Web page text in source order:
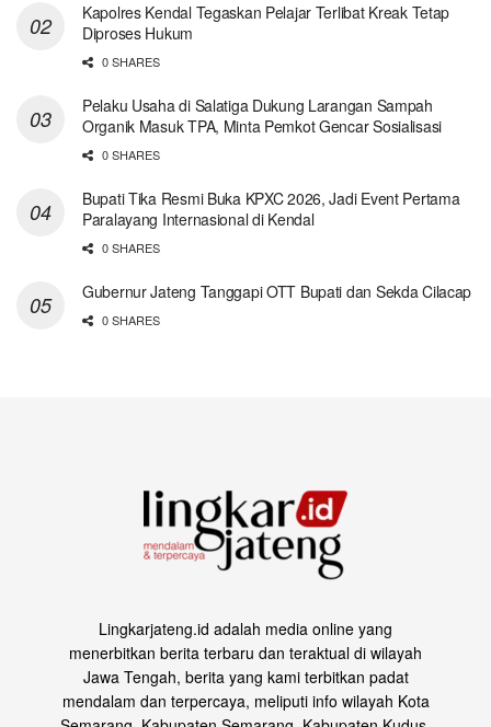
Kapolres Kendal Tegaskan Pelajar Terlibat Kreak Tetap
Diproses Hukum
0 SHARES
Pelaku Usaha di Salatiga Dukung Larangan Sampah
Organik Masuk TPA, Minta Pemkot Gencar Sosialisasi
0 SHARES
Bupati Tika Resmi Buka KPXC 2026, Jadi Event Pertama
Paralayang Internasional di Kendal
0 SHARES
Gubernur Jateng Tanggapi OTT Bupati dan Sekda Cilacap
0 SHARES
Lingkarjateng.id adalah media online yang
menerbitkan berita terbaru dan teraktual di wilayah
Jawa Tengah, berita yang kami terbitkan padat
mendalam dan terpercaya, meliputi info wilayah Kota